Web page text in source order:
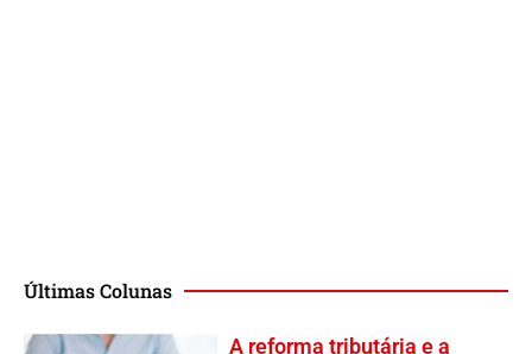
Últimas Colunas
A reforma tributária e a